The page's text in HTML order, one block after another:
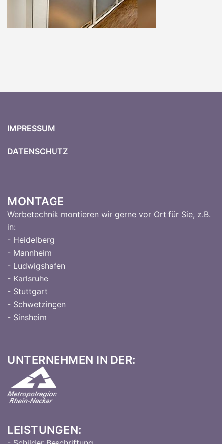
IMPRESSUM
DATENSCHUTZ
MONTAGE
Werbetechnik montieren wir gerne vor Ort für Sie, z.B.
in:
- Heidelberg
- Mannheim
- Ludwigshafen
- Karlsruhe
- Stuttgart
- Schwetzingen
- Sinsheim
UNTERNEHMEN IN DER:
LEISTUNGEN: